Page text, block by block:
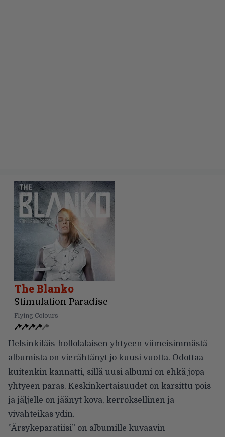
The Blanko
Stimulation Paradise
Flying Colours
Helsinkiläis-hollolalaisen yhtyeen viimeisimmästä
albumista on vierähtänyt jo kuusi vuotta. Odottaa
kuitenkin kannatti, sillä uusi albumi on ehkä jopa
yhtyeen paras. Keskinkertaisuudet on karsittu pois
ja jäljelle on jäänyt kova, kerroksellinen ja
vivahteikas ydin.
”Ärsykeparatiisi” on albumille kuvaavin